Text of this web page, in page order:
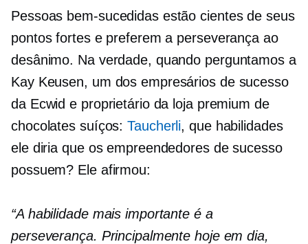
Pessoas bem-sucedidas estão cientes de seus
pontos fortes e preferem a perseverança ao
desânimo. Na verdade, quando perguntamos a
Kay Keusen, um dos empresários de sucesso
da Ecwid e proprietário da loja premium de
chocolates suíços:Taucherli, que habilidades
ele diria que os empreendedores de sucesso
possuem? Ele afirmou:
“A habilidade mais importante é a
perseverança. Principalmente hoje em dia,